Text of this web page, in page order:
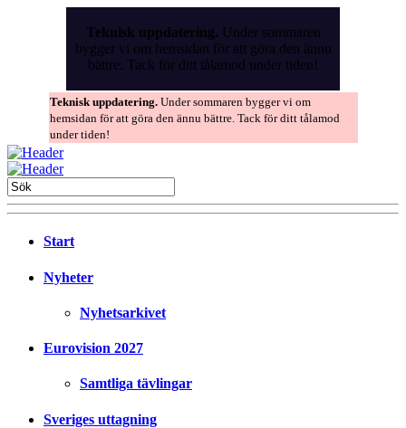
Teknisk uppdatering. Under sommaren
bygger vi om hemsidan för att göra den ännu
bättre. Tack för ditt tålamod under tiden!
Teknisk uppdatering. Under sommaren bygger vi om
hemsidan för att göra den ännu bättre. Tack för ditt tålamod
under tiden!
Start
Nyheter
Nyhetsarkivet
Eurovision 2027
Samtliga tävlingar
Sveriges uttagning